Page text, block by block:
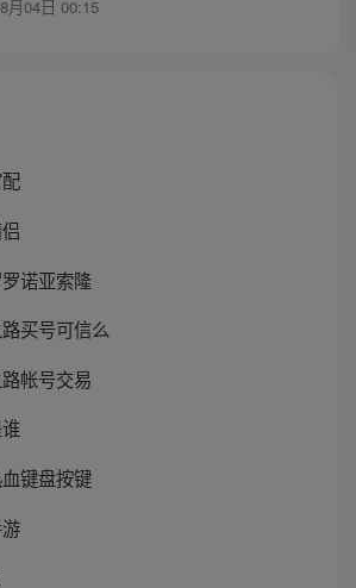
月04日 00:15
诺亚索隆
买号可信么
帐号交易
键盘按键